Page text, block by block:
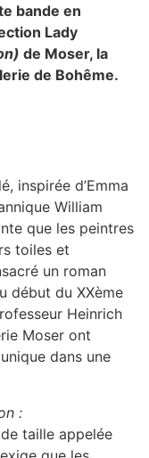
bande en
Lady
de Moser, la
de Bohême.
inspirée d’Emma
William
que les peintres
toiles et
un roman
début du XXème
Heinrich
Moser ont
dans une
:
taille appelée